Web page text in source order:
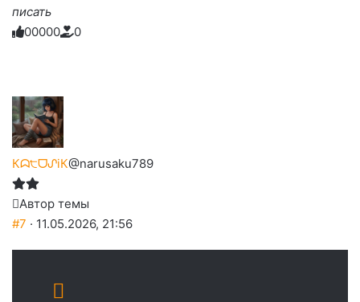
писать
Голосуйте
0
Нажмите
0
Нажмите
слез
0
Нажмите
0
Нажмите
0
Нажмите
0
Кᗣ੮ᗜᔑiК@narusaku789
Автор темы
#7 · 11.05.2026, 21:56